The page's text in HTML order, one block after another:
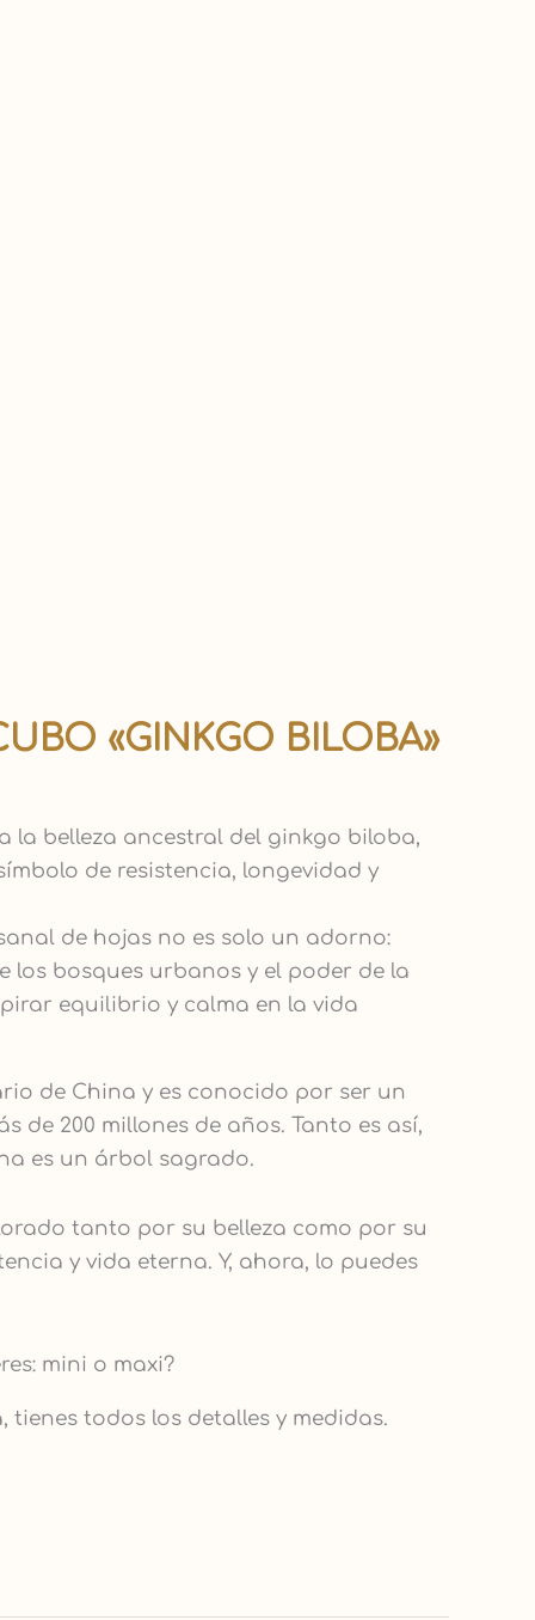
«GINKGO BILOBA»
€
€
la belleza ancestral del ginkgo biloba,
de resistencia, longevidad y
de hojas no es solo un adorno:
los bosques urbanos y el poder de la
equilibrio y calma en la vida
de China y es conocido por ser un
de 200 millones de años. Tanto es así,
es un árbol sagrado.
tanto por su belleza como por su
y vida eterna. Y, ahora, lo puedes
mini o maxi?
tienes todos los detalles y medidas.